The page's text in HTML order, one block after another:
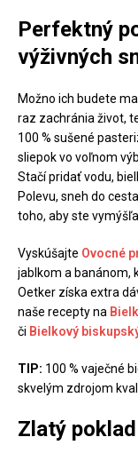
Perfektný
výživných
Možno ich budete
raz zachránia život,
100 % sušené
sliepok vo voľnom
Stačí pridať vodu,
Polevu, sneh do
toho, aby ste
Vyskúšajte Ovocné
jablkom a banánom,
Oetker získa extra
naše recepty na
či Bielkový
TIP: 100 % vaječné
skvelým zdrojom
Zlatý